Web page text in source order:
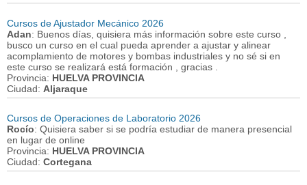
Cursos de Ajustador Mecánico 2026
Adan: Buenos días, quisiera más información sobre este curso ,
busco un curso en el cual pueda aprender a ajustar y alinear
acomplamiento de motores y bombas industriales y no sé si en
este curso se realizará está formación , gracias .
Provincia: HUELVA PROVINCIA
Ciudad: Aljaraque
Cursos de Operaciones de Laboratorio 2026
Rocío: Quisiera saber si se podría estudiar de manera presencial
en lugar de online
Provincia: HUELVA PROVINCIA
Ciudad: Cortegana